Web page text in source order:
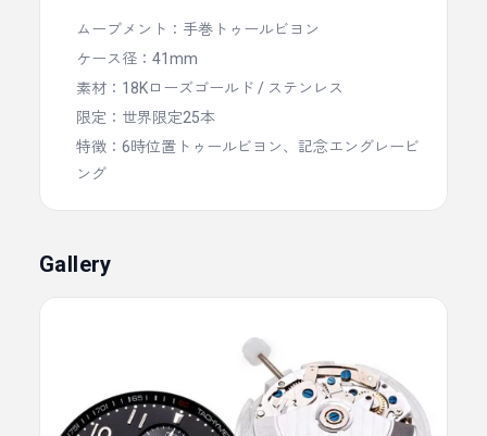
ムーブメント：手巻トゥールビヨン
ケース径：41mm
素材：18Kローズゴールド / ステンレス
限定：世界限定25本
特徴：6時位置トゥールビヨン、記念エングレービ
ング
Gallery